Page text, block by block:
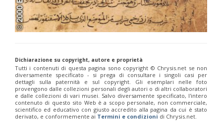
Dichiarazione su copyright, autore e proprietà
Tutti i contenuti di questa pagina sono copyright ©️ Chrysis.net se non
diversamente specificato - si prega di consultare i singoli casi per
dettagli sulla paternità e sul copyright. Gli esemplari nelle foto
provengono dalle collezioni personali degli autori o di altri collaboratori
e dalle collezioni di vari musei. Salvo diversamente specificato, l'intero
contenuto di questo sito Web è a scopo personale, non commerciale,
scientifico ed educativo con giusto accredito alla pagina da cui è stato
derivato, e conformemente ai Termini e condizioni di Chrysis.net.